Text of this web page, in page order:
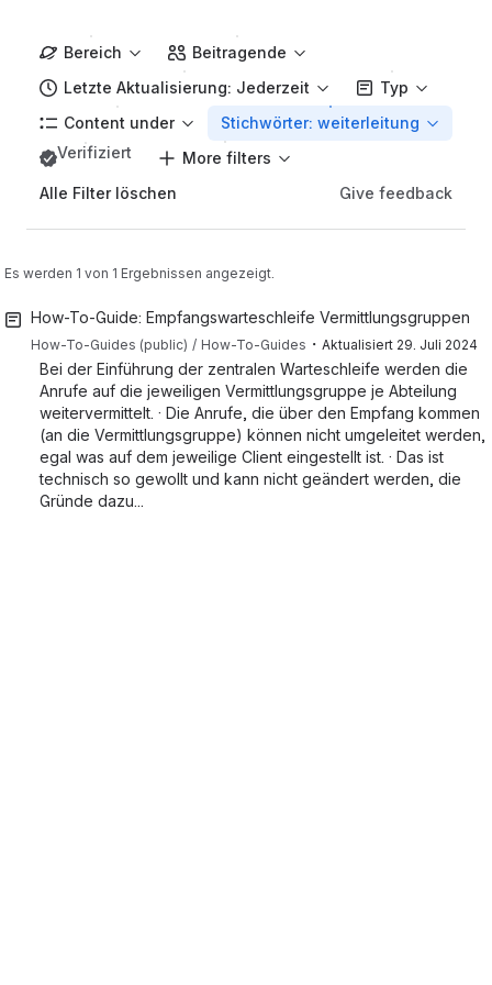
Bereich
Beitragende
Letzte Aktualisierung: Jederzeit
Typ
Content under
Stichwörter: weiterleitung
Verifiziert
More filters
Alle Filter löschen
Give feedback
Es werden 1 von 1 Ergebnissen angezeigt.
How-To-Guide: Empfangswarteschleife Vermittlungsgruppen
How-To-Guides (public) How-To-Guides ・ Aktualisiert 29. Juli 2024
Bei der Einführung der zentralen Warteschleife werden die
Anrufe auf die jeweiligen Vermittlungsgruppe je Abteilung
weitervermittelt. · Die Anrufe, die über den Empfang kommen
(an die Vermittlungsgruppe) können nicht umgeleitet werden,
egal was auf dem jeweilige Client eingestellt ist. · Das ist
technisch so gewollt und kann nicht geändert werden, die
Gründe dazu...